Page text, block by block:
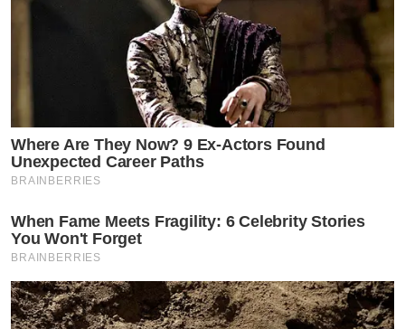
Where Are They Now? 9 Ex-Actors Found
Unexpected Career Paths
BRAINBERRIES
When Fame Meets Fragility: 6 Celebrity Stories
You Won't Forget
BRAINBERRIES